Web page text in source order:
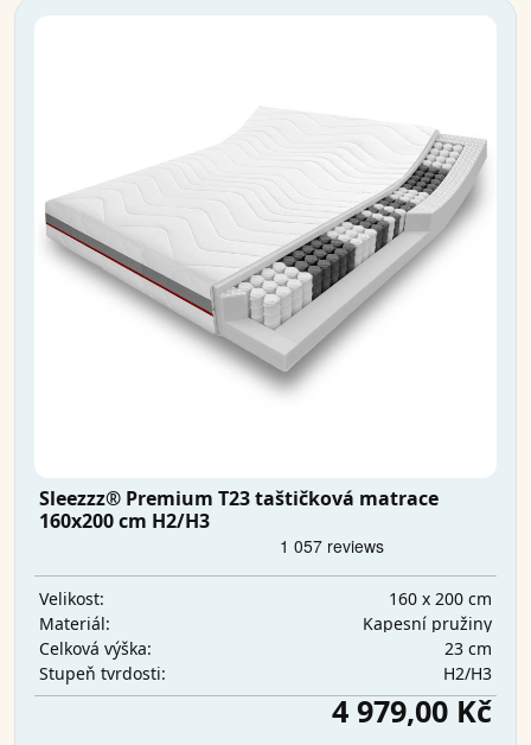
Sleezzz® Premium T23 taštičková matrace
160x200 cm H2/H3
Velikost:
160 x 200 cm
Materiál:
Kapesní pružiny
Celková výška:
23 cm
Stupeň tvrdosti:
H2/H3
4 979,00 Kč